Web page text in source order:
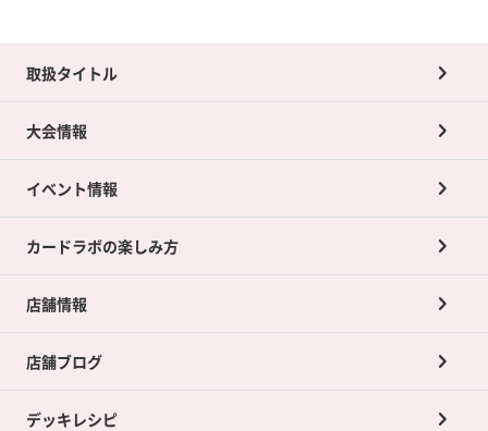
取扱タイトル
大会情報
イベント情報
カードラボの楽しみ方
店舗情報
店舗ブログ
デッキレシピ